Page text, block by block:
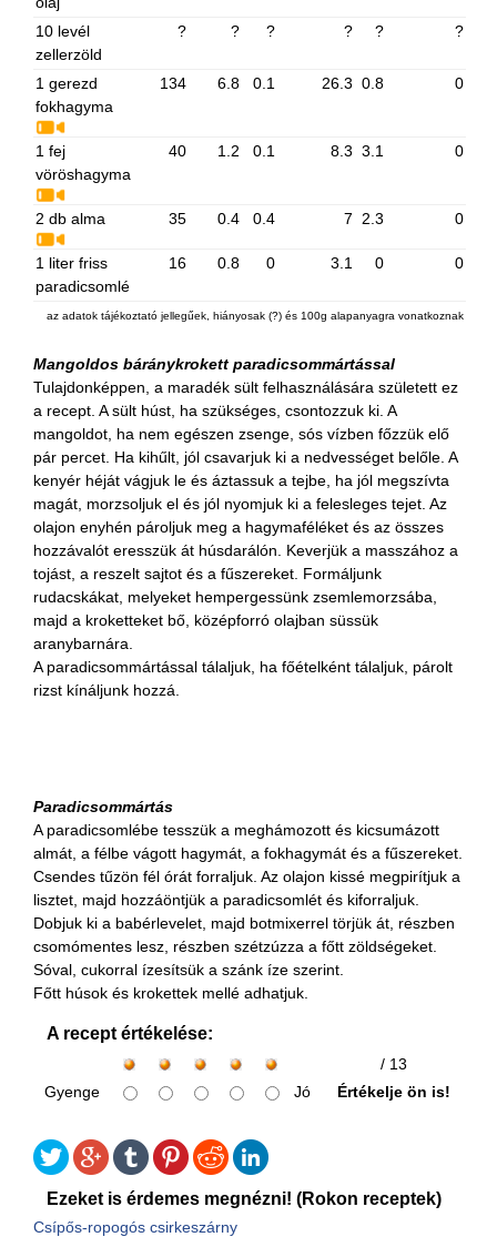
10 levél
zellerzöld
? ? ? ? ? ?
1 gerezd
fokhagyma
134 6.8 0.1 26.3 0.8 0
1 fej
vöröshagyma
40 1.2 0.1 8.3 3.1 0
2 db alma 35 0.4 0.4 7 2.3 0
1 liter friss
paradicsomlé
16 0.8 0 3.1 0 0
az adatok tájékoztató jellegűek, hiányosak (?) és 100g alapanyagra vonatkoznak
Mangoldos báránykrokett paradicsommártással
Tulajdonképpen, a maradék sült felhasználására született ez
a recept. A sült húst, ha szükséges, csontozzuk ki. A
mangoldot, ha nem egészen zsenge, sós vízben főzzük elő
pár percet. Ha kihűlt, jól csavarjuk ki a nedvességet belőle. A
kenyér héját vágjuk le és áztassuk a tejbe, ha jól megszívta
magát, morzsoljuk el és jól nyomjuk ki a felesleges tejet. Az
olajon enyhén pároljuk meg a hagymaféléket és az összes
hozzávalót eresszük át húsdarálón. Keverjük a masszához a
tojást, a reszelt sajtot és a fűszereket. Formáljunk
rudacskákat, melyeket hempergessünk zsemlemorzsába,
majd a kroketteket bő, középforró olajban süssük
aranybarnára.
A paradicsommártással tálaljuk, ha főételként tálaljuk, párolt
rizst kínáljunk hozzá.
Paradicsommártás
A paradicsomlébe tesszük a meghámozott és kicsumázott
almát, a félbe vágott hagymát, a fokhagymát és a fűszereket.
Csendes tűzön fél órát forraljuk. Az olajon kissé megpirítjuk a
lisztet, majd hozzáöntjük a paradicsomlét és kiforraljuk.
Dobjuk ki a babérlevelet, majd botmixerrel törjük át, részben
csomómentes lesz, részben szétzúzza a főtt zöldségeket.
Sóval, cukorral ízesítsük a szánk íze szerint.
Főtt húsok és krokettek mellé adhatjuk.
A recept értékelése:
/ 13
Gyenge
Jó Értékelje ön is!
Ezeket is érdemes megnézni! (Rokon receptek)
Csípős-ropogós csirkeszárny